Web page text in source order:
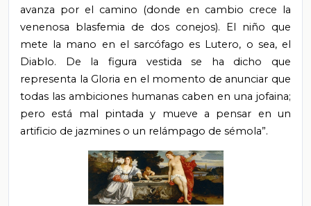
avanza por el camino (donde en cambio crece la
venenosa blasfemia de dos conejos). El niño que
mete la mano en el sarcófago es Lutero, o sea, el
Diablo. De la figura vestida se ha dicho que
representa la Gloria en el momento de anunciar que
todas las ambiciones humanas caben en una jofaina;
pero está mal pintada y mueve a pensar en un
artificio de jazmines o un relámpago de sémola”.